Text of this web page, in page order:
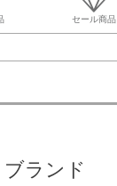
セール商品
ブランド